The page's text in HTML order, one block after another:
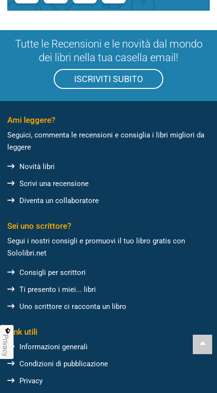
Tutte le Recensioni e le novità dal mondo
dei libri nella tua casella email!
ISCRIVITI SUBITO
Ami leggere?
Seguici, commenta le recensioni e consiglia i libri migliori da
leggere
Novità libri
Scrivi una recensione
Diventa un collaboratore
Sei uno scrittore?
Segui i nostri consigli e promuovi il tuo libro gratis con
Sololibri.net
Consigli per scrittori
Ti presento i miei... libri
Uno scrittore ci racconta un libro
Link utili
Informazioni generali
Condizioni di pubblicazione
Privacy
Privacy